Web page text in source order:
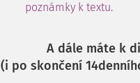
poznámky k textu.
A dále máte k
(i po skončení